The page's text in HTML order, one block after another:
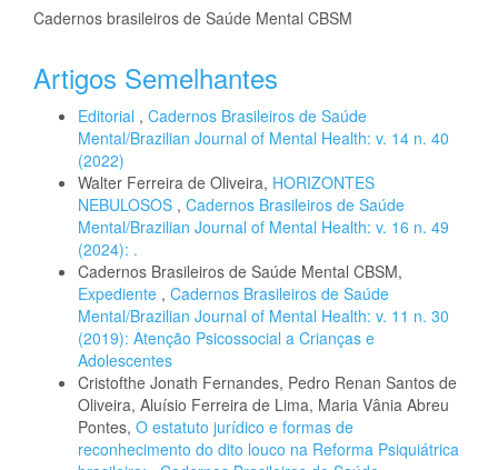
Cadernos brasileiros de Saúde Mental CBSM
Artigos Semelhantes
Editorial , Cadernos Brasileiros de Saúde
Mental/Brazilian Journal of Mental Health: v. 14 n. 40
(2022)
Walter Ferreira de Oliveira, HORIZONTES
NEBULOSOS , Cadernos Brasileiros de Saúde
Mental/Brazilian Journal of Mental Health: v. 16 n. 49
(2024): .
Cadernos Brasileiros de Saúde Mental CBSM,
Expediente , Cadernos Brasileiros de Saúde
Mental/Brazilian Journal of Mental Health: v. 11 n. 30
(2019): Atenção Psicossocial a Crianças e
Adolescentes
Cristofthe Jonath Fernandes, Pedro Renan Santos de
Oliveira, Aluísio Ferreira de Lima, Maria Vânia Abreu
Pontes, O estatuto jurídico e formas de
reconhecimento do dito louco na Reforma Psiquiátrica